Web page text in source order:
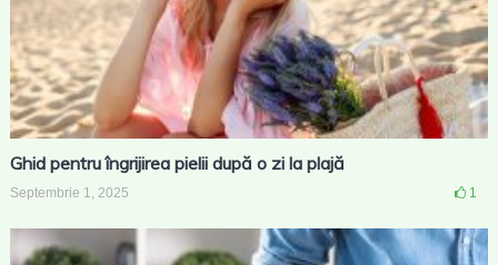
Ghid pentru îngrijirea pielii după o zi la plajă
Septembrie 1, 2025 1